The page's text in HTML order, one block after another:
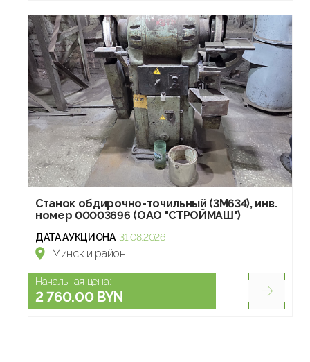
Станок обдирочно-точильный (3М634), инв.
номер 00003696 (ОАО "СТРОЙМАШ")
ДАТА АУКЦИОНА 31.08.2026
Минск и район
Начальная цена:
2 760.00 BYN